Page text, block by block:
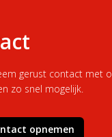
gerust contact met
zo snel mogelijk.
opnemen